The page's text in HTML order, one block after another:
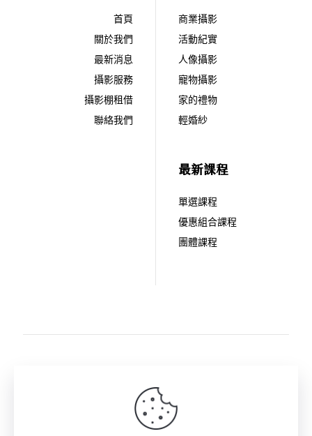
首頁
關於我們
最新消息
攝影服務
攝影棚租借
聯絡我們
商業攝影
活動紀實
人像攝影
寵物攝影
家的禮物
輕婚紗
最新課程
單選課程
優惠組合課程
團體課程